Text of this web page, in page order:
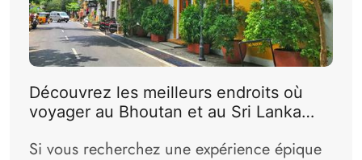
Découvrez les meilleurs endroits où
voyager au Bhoutan et au Sri Lanka
Si vous recherchez une expérience épique